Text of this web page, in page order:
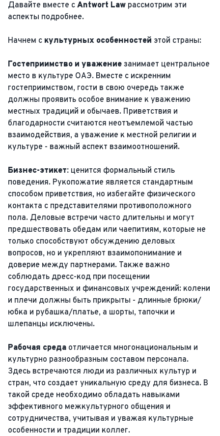
Давайте вместе с Antwort Law рассмотрим эти
аспекты подробнее.
Начнем с культурных особенностей этой страны:
Гостеприимство и уважение занимает центральное
место в культуре ОАЭ. Вместе с искренним
гостеприимством, гости в свою очередь также
должны проявить особое внимание к уважению
местных традиций и обычаев. Приветствия и
благодарности считаются неотъемлемой частью
взаимодействия, а уважение к местной религии и
культуре - важный аспект взаимоотношений.
Бизнес-этикет: ценится формальный стиль
поведения. Рукопожатие является стандартным
способом приветствия, но избегайте физического
контакта с представителями противоположного
пола. Деловые встречи часто длительны и могут
предшествовать обедам или чаепитиям, которые не
только способствуют обсуждению деловых
вопросов, но и укрепляют взаимопонимание и
доверие между партнерами. Также важно
соблюдать дресс-код при посещении
государственных и финансовых учреждений: колени
и плечи должны быть прикрыты - длинные брюки/
юбка и рубашка/платье, а шорты, тапочки и
шлепанцы исключены.
Рабочая среда отличается многонациональным и
культурно разнообразным составом персонала.
Здесь встречаются люди из различных культур и
стран, что создает уникальную среду для бизнеса. В
такой среде необходимо обладать навыками
эффективного межкультурного общения и
сотрудничества, учитывая и уважая культурные
особенности и традиции коллег.